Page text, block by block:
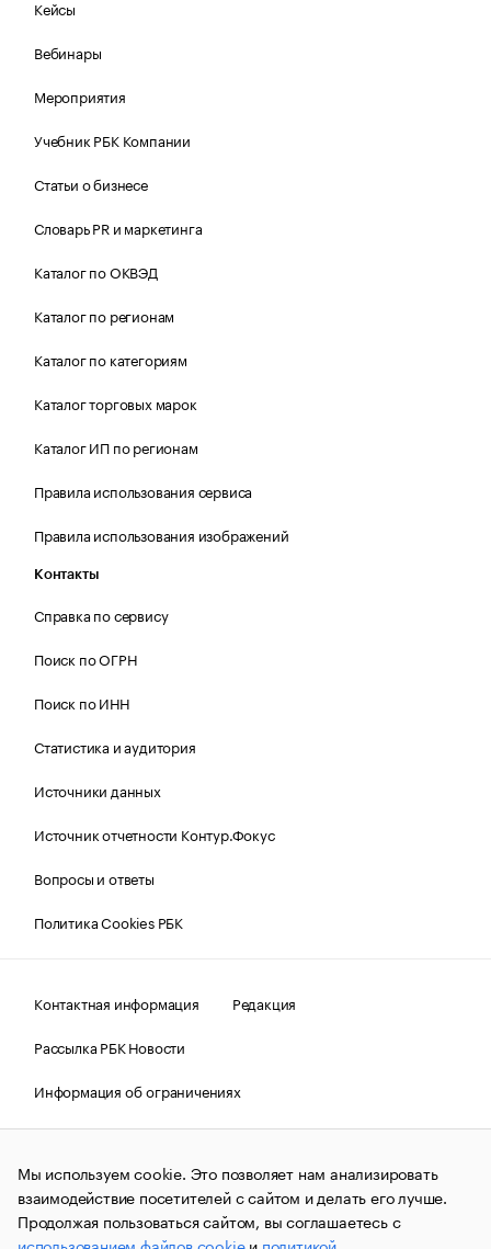
Кейсы
Вебинары
Мероприятия
Учебник РБК Компании
Статьи о бизнесе
Словарь PR и маркетинга
Каталог по ОКВЭД
Каталог по регионам
Каталог по категориям
Каталог торговых марок
Каталог ИП по регионам
Правила использования сервиса
Правила использования изображений
Контакты
Справка по сервису
Поиск по ОГРН
Поиск по ИНН
Статистика и аудитория
Источники данных
Источник отчетности Контур.Фокус
Вопросы и ответы
Политика Cookies РБК
Контактная информация
Редакция
Рассылка РБК Новости
Информация об ограничениях
Правовая информация
О соблюдении авторских прав
© АО «РОСБИЗНЕСКОНСАЛТИНГ»,1995–2026.Сообщения
и материалы информационного агентства «РБК»
(зарегистрировано Федеральной службой по надзору в сфере
связи, информационных технологий и массовых
Мы используем cookie. Это позволяет нам анализировать
взаимодействие посетителей с сайтом и делать его лучше.
Продолжая пользоваться сайтом, вы соглашаетесь с